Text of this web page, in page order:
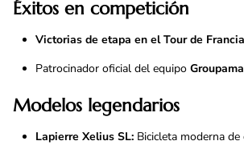
Éxitos en competición
Victorias de etapa en el Tour de
Patrocinador oficial del equipo
Modelos legendarios
Lapierre Xelius SL: Bicicleta moderna